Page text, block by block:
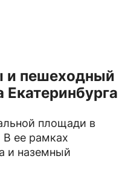
и пешеходный
Екатеринбурга
площади в
В ее рамках
и наземный